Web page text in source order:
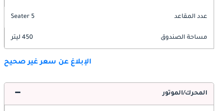
عدد المقاعد 5 Seater
مساحة الصندوق 450 ليتر
الإبلاغ عن سعر غير صحيح
المحرك/الموتور